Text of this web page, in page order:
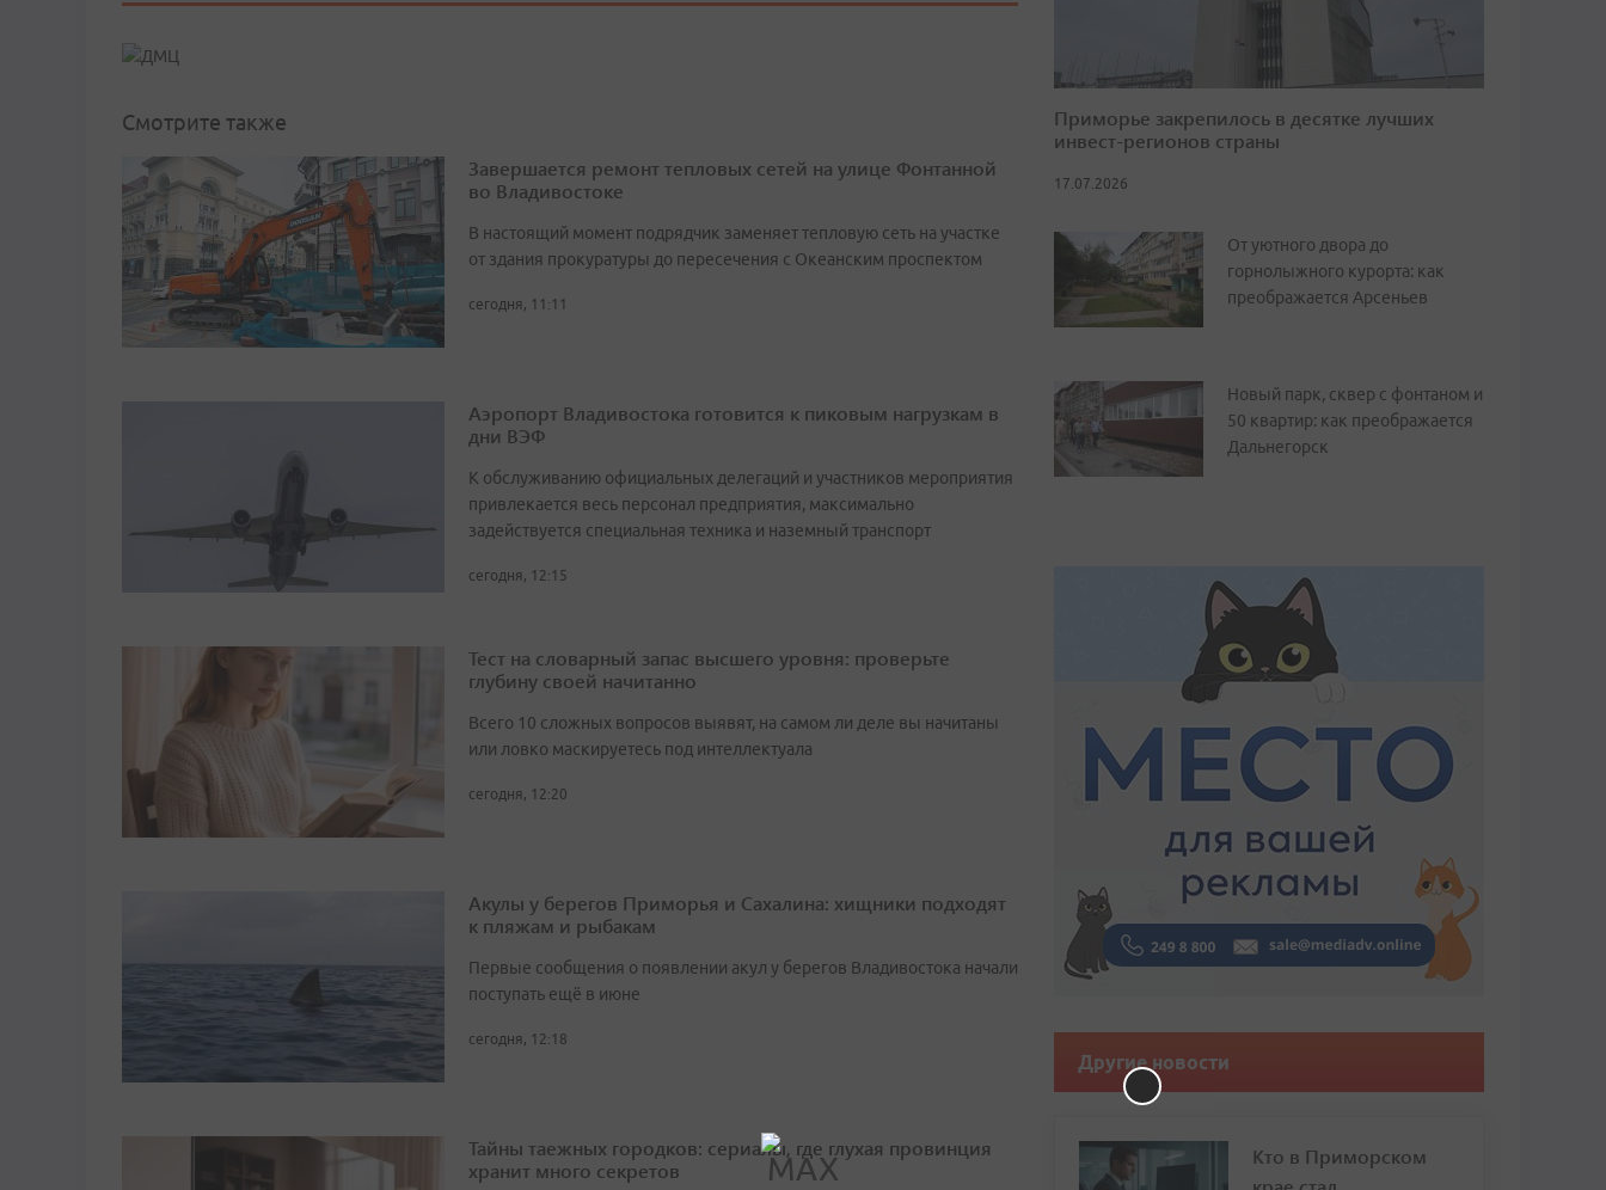
Смотрите также
Завершается ремонт тепловых сетей на улице Фонтанной
во Владивостоке
В настоящий момент подрядчик заменяет тепловую сеть на участке
от здания прокуратуры до пересечения с Океанским проспектом
сегодня, 11:11
Аэропорт Владивостока готовится к пиковым нагрузкам в
дни ВЭФ
К обслуживанию официальных делегаций и участников мероприятия
привлекается весь персонал предприятия, максимально
задействуется специальная техника и наземный транспорт
сегодня, 12:15
Тест на словарный запас высшего уровня: проверьте
глубину своей начитанно
Всего 10 сложных вопросов выявят, на самом ли деле вы начитаны
или ловко маскируетесь под интеллектуала
сегодня, 12:20
Акулы у берегов Приморья и Сахалина: хищники подходят
к пляжам и рыбакам
Первые сообщения о появлении акул у берегов Владивостока начали
поступать ещё в июне
сегодня, 12:18
Тайны таежных городков: сериалы, где глухая провинция
хранит много секретов
Приморье закрепилось в десятке лучших
инвест-регионов страны
17.07.2026
От уютного двора до
горнолыжного курорта: как
преображается Арсеньев
Новый парк, сквер с фонтаном и
50 квартир: как преображается
Дальнегорск
Другие новости
Кто в Приморском